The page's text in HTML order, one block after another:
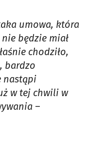
umowa, która
będzie miał
chodziło,
bardzo
nastąpi
w tej chwili w
–